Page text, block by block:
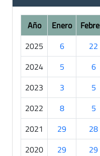
Año Enero
2025
6 22
2024
5 6
2023
3 5
2022
8 5
2021
29 28
2020
29 29